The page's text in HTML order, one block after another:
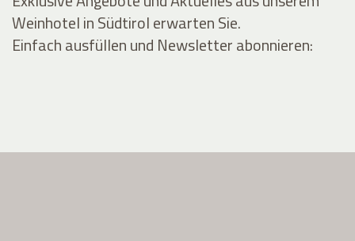
Weinhotel in Südtirol erwarten Sie.
Einfach ausfüllen und Newsletter abonnieren: